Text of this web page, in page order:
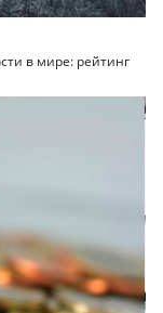
в мире: рейтинг